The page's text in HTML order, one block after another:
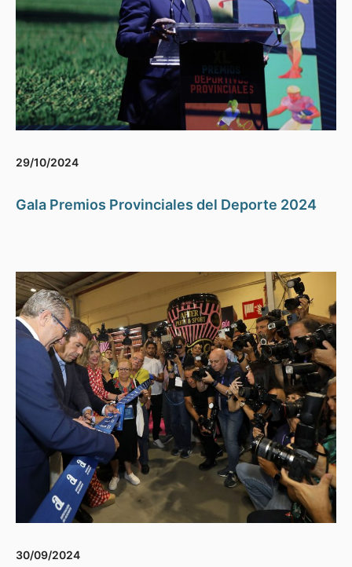
29/10/2024
Gala Premios Provinciales del Deporte 2024
30/09/2024